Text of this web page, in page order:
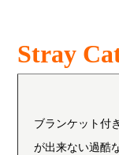
Stray
ブランケット付
が出来ない過酷